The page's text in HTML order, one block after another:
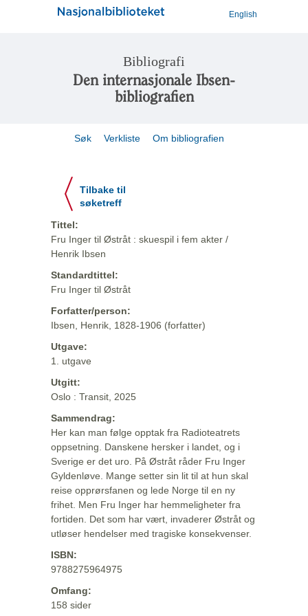
English
Bibliografi
Den internasjonale Ibsen-
bibliografien
Søk Verkliste Om bibliografien
Tilbake til
søketreff
Tittel:
Fru Inger til Østråt : skuespil i fem akter /
Henrik Ibsen
Standardtittel:
Fru Inger til Østråt
Forfatter/person:
Ibsen, Henrik, 1828-1906 (forfatter)
Utgave:
1. utgave
Utgitt:
Oslo : Transit, 2025
Sammendrag:
Her kan man følge opptak fra Radioteatrets
oppsetning. Danskene hersker i landet, og i
Sverige er det uro. På Østråt råder Fru Inger
Gyldenløve. Mange setter sin lit til at hun skal
reise opprørsfanen og lede Norge til en ny
frihet. Men Fru Inger har hemmeligheter fra
fortiden. Det som har vært, invaderer Østråt og
utløser hendelser med tragiske konsekvenser.
ISBN:
9788275964975
Omfang:
158 sider